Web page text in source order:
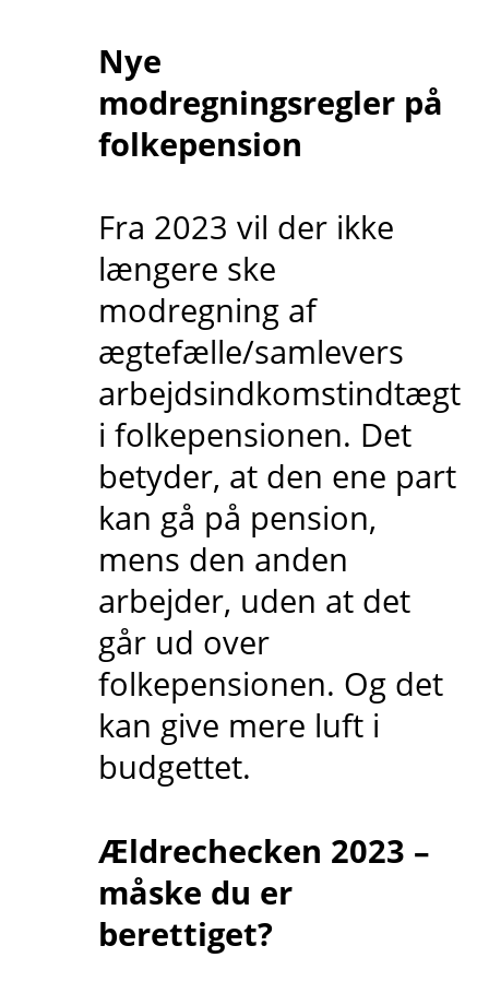
Nye
modregningsregler på
folkepension
Fra 2023 vil der ikke
længere ske
modregning af
ægtefælle/samlevers
arbejdsindkomstindtægt
i folkepensionen. Det
betyder, at den ene part
kan gå på pension,
mens den anden
arbejder, uden at det
går ud over
folkepensionen. Og det
kan give mere luft i
budgettet.
Ældrechecken 2023 –
måske du er
berettiget?